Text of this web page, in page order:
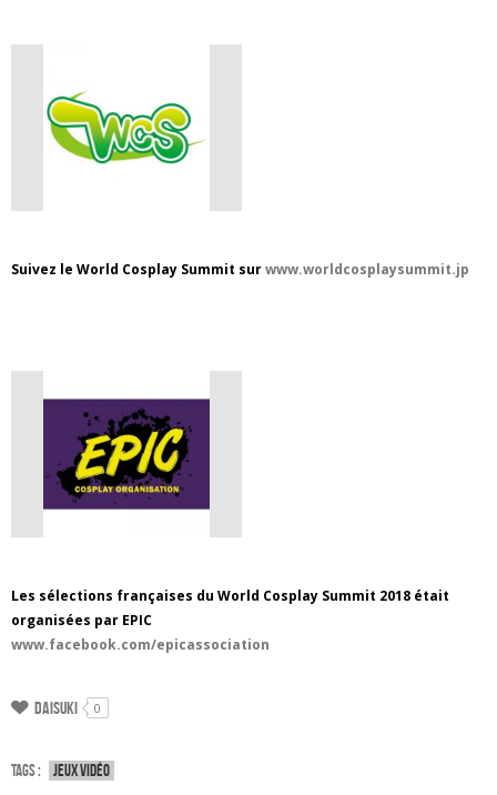
Suivez le World Cosplay Summit surwww.worldcosplaysummit.jp
Les sélections françaises du World Cosplay Summit 2018 était
organisées par EPIC
www.facebook.com/epicassociation
Daisuki 0
Tags : Jeux vidéo